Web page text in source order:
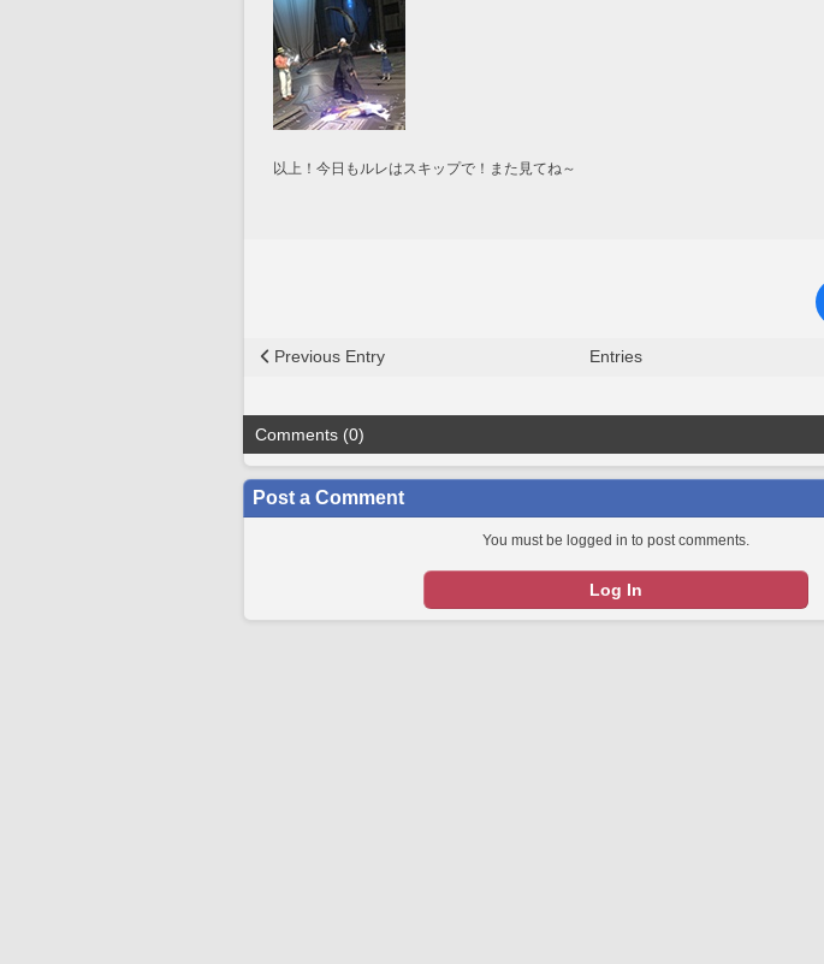
以上！今日もルレはスキップで！また見てね～
Previous Entry Entries
Comments (0)
Post a Comment
You must be logged in to post comments.
Log In